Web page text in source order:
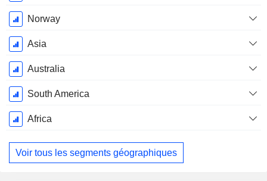
Norway
Asia
Australia
South America
Africa
Voir tous les segments géographiques